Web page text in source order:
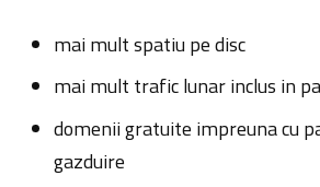
mai mult spatiu pe disc
mai mult trafic lunar inclus in
domenii gratuite impreuna cu
gazduire